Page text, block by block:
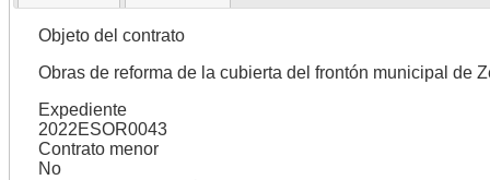
Objeto del contrato
Obras de reforma de la cubierta del frontón municipal de
Expediente
2022ESOR0043
Contrato menor
No